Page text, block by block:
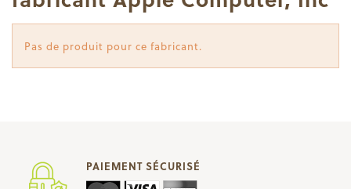
Pas de produit pour ce fabricant.
PAIEMENT SÉCURISÉ